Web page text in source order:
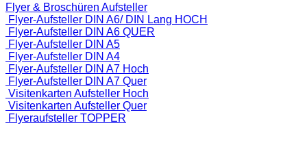
Flyer & Broschüren Aufsteller
Flyer-Aufsteller DIN A6/ DIN Lang HOCH
Flyer-Aufsteller DIN A6 QUER
Flyer-Aufsteller DIN A5
Flyer-Aufsteller DIN A4
Flyer-Aufsteller DIN A7 Hoch
Flyer-Aufsteller DIN A7 Quer
Visitenkarten Aufsteller Hoch
Visitenkarten Aufsteller Quer
Flyeraufsteller TOPPER